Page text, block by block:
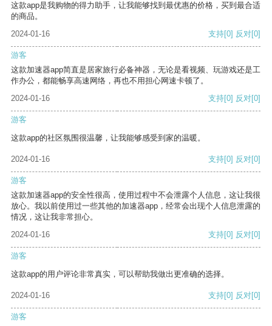
这款app是我购物的得力助手，让我能够找到最优惠的价格，买到最合适
的商品。
2024-01-16
支持[0] 反对[0]
游客
这款加速器app简直是居家旅行必备神器，无论是看视频、玩游戏还是工
作办公，都能畅享高速网络，再也不用担心网速卡顿了。
2024-01-16
支持[0] 反对[0]
游客
这款app的社区氛围很温馨，让我能够感受到家的温暖。
2024-01-16 支持[0] 反对[0]
游客
这款加速器app的安全性很高，使用过程中不会泄露个人信息，这让我很
放心。我以前使用过一些其他的加速器app，经常会出现个人信息泄露的
情况，这让我非常担心。
2024-01-16
支持[0] 反对[0]
游客
这款app的用户评论非常真实，可以帮助我做出更准确的选择。
2024-01-16 支持[0] 反对[0]
游客